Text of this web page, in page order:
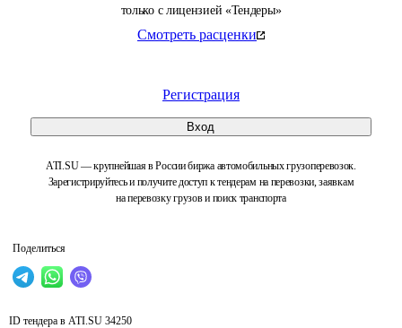
только с лицензией «Тендеры»
Смотреть расценки
Регистрация
Вход
ATI.SU — крупнейшая в России биржа автомобильных грузоперевозок.
Зарегистрируйтесь и получите доступ к тендерам на перевозки, заявкам
на перевозку грузов и поиск транспорта
Поделиться
ID тендера в ATI.SU 34250